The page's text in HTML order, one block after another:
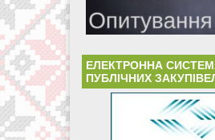
ЕЛЕКТРОННА
ПУБЛІЧНИХ